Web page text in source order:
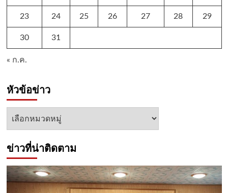
23 24 25 26 27 28 29
30 31
« ก.ค.
หัวข้อข่าว
หัวข้อ
ข่าวที่น่าติดตาม